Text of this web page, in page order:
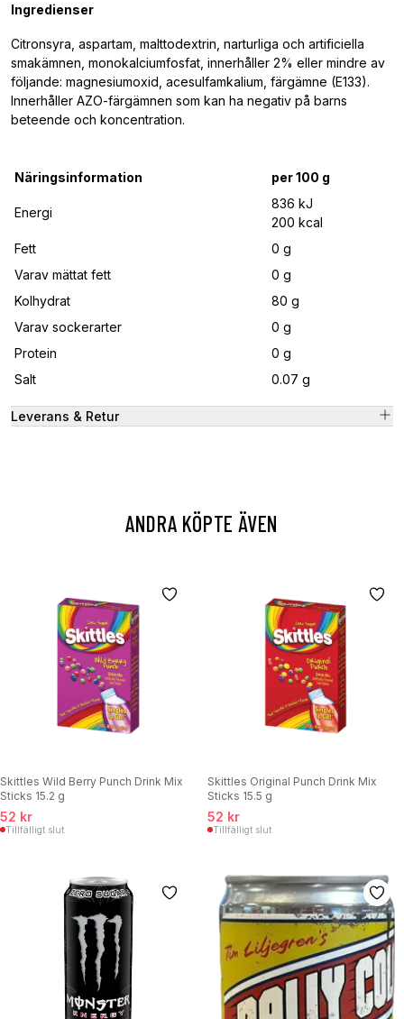
Ingredienser
Citronsyra, aspartam, malttodextrin, narturliga och artificiella
smakämnen, monokalciumfosfat, innerhåller 2% eller mindre av
följande: magnesiumoxid, acesulfamkalium, färgämne (E133).
Innerhåller AZO-färgämnen som kan ha negativ på barns
beteende och koncentration.
Näringsinformation per 100 g
Energi
836 kJ
200 kcal
Fett
0 g
Varav mättat fett
0 g
Kolhydrat
80 g
Varav sockerarter
0 g
Protein
0 g
Salt
0.07 g
Leverans & Retur
ANDRA KÖPTE ÄVEN
Skittles Wild Berry Punch Drink Mix
Sticks 15.2 g
52 kr
Tillfälligt slut
Skittles Original Punch Drink Mix
Sticks 15.5 g
52 kr
Tillfälligt slut